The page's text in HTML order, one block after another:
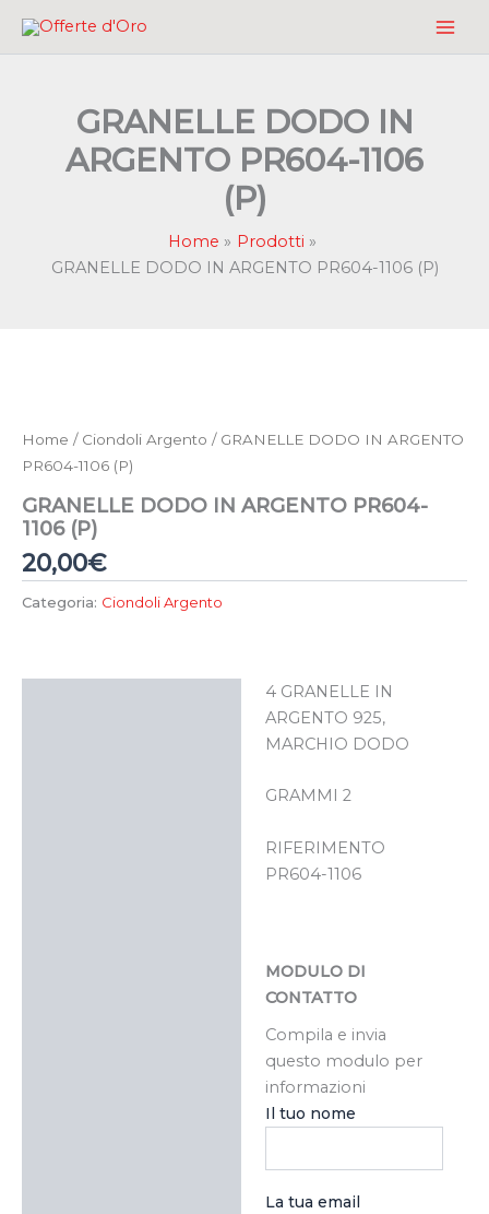
GRANELLE DODO IN
ARGENTO PR604-1106
(P)
Home
Prodotti
GRANELLE DODO IN ARGENTO PR604-1106 (P)
Home / Ciondoli Argento / GRANELLE DODO IN ARGENTO
PR604-1106 (P)
GRANELLE DODO IN ARGENTO PR604-
1106 (P)
20,00€
Categoria: Ciondoli Argento
4 GRANELLE IN
ARGENTO 925,
MARCHIO DODO
GRAMMI 2
RIFERIMENTO
PR604-1106
MODULO DI
CONTATTO
Compila e invia
questo modulo per
informazioni
Il tuo nome
La tua email